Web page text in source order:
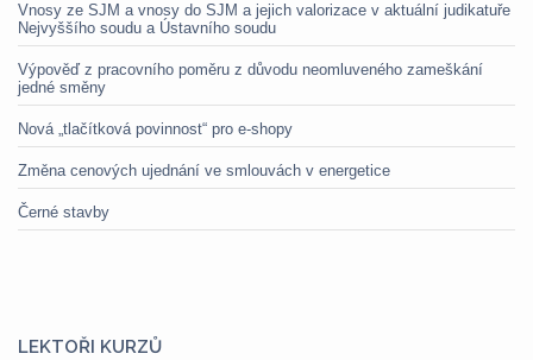
Vnosy ze SJM a vnosy do SJM a jejich valorizace v aktuální judikatuře
Nejvyššího soudu a Ústavního soudu
Výpověď z pracovního poměru z důvodu neomluveného zameškání
jedné směny
Nová „tlačítková povinnost“ pro e-shopy
Změna cenových ujednání ve smlouvách v energetice
Černé stavby
LEKTOŘI KURZŮ